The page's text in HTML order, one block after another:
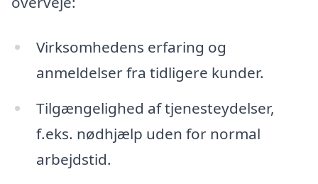
Virksomhedens erfaring og
anmeldelser fra tidligere kunder.
Tilgængelighed af tjenesteydelser,
f.eks. nødhjælp uden for normal
arbejdstid.